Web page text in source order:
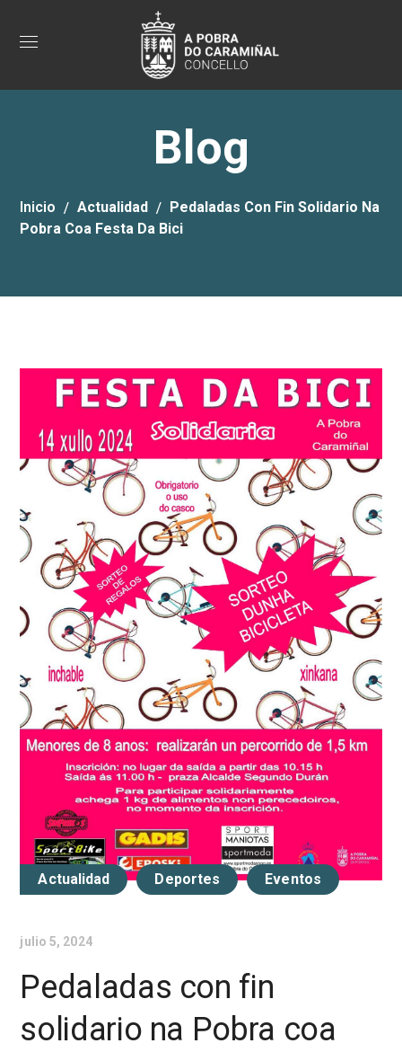
Blog
Inicio Actualidad
Pedaladas Con Fin Solidario Na
Pobra Coa Festa Da Bici
Actualidad Deportes Eventos
julio 5, 2024
Pedaladas con fin
solidario na Pobra coa